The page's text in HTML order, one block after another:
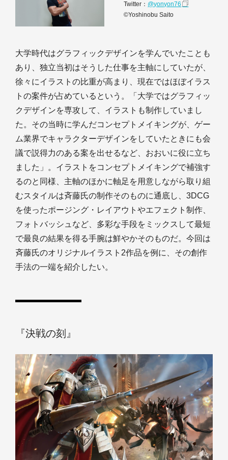
Twitter： @yonyon76
©Yoshinobu Saito
大学時代はグラフィックデザインを学んでいたことも
あり、独立当初はそうした仕事を主軸にしていたが、
徐々にイラストの比重が高まり、現在ではほぼイラス
トの案件が占めているという。「大学ではグラフィッ
クデザインを専攻して、イラストも制作していまし
た。その当時に学んだコンセプトメイキングが、ゲー
ム業界でキャラクターデザインをしていたときにも会
議で説得力のある案を出せるなど、おおいに役に立ち
ました」。イラストをコンセプトメイキングで補強す
るのと同様、主軸のほかに軸足を用意しながら取り組
むスタイルは斉藤氏の制作そのものに通底し、3DCG
を使ったポージング・レイアウトやエフェクト制作、
フォトバッシュなど、多彩な手段をミックスして最短
で最良の結果を得る手腕は鮮やかそのものだ。今回は
斉藤氏のオリジナルイラスト2作品を例に、その創作
手法の一端を紹介したい。
『決戦の刻』